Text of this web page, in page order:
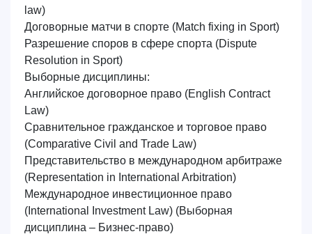
law)
Договорные матчи в спорте (Match fixing in Sport)
Разрешение споров в сфере спорта (Dispute
Resolution in Sport)
Выборные дисциплины:
Английское договорное право (English Contract
Law)
Сравнительное гражданское и торговое право
(Comparative Civil and Trade Law)
Представительство в международном арбитраже
(Representation in International Arbitration)
Международное инвестиционное право
(International Investment Law) (Выборная
дисциплина – Бизнес-право)